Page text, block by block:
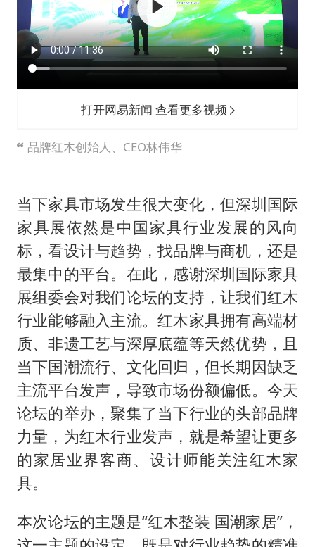
打开网易新闻 查看更多视频
品牌红木创始人、CEO林伟华
当下家具市场发生很大变化，但深圳国际
家具展依然是中国家具行业发展的风向
标，看设计与趋势，找品牌与商机，还是
最集中的平台。在此，感谢深圳国际家具
展组委会对我们论坛的支持，让我们红木
行业能够融入主流。红木家具拥有高端材
质、非遗工艺与深厚底蕴等天然优势，且
当下国潮流行、文化回归，但长期因缺乏
主流平台发声，导致市场份额偏低。今天
论坛的举办，聚集了当下行业的头部品牌
力量，为红木行业发声，就是希望让更多
的家居业界客商、设计师能关注红木家
具。
本次论坛的主题是“红木整装 国潮家居”，